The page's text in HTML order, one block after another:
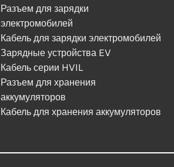
Разъем для зарядки
электромобилей
Кабель для зарядки электромобилей
Зарядные устройства EV
Кабель серии HVIL
Разъем для хранения
аккумуляторов
Кабель для хранения аккумуляторов